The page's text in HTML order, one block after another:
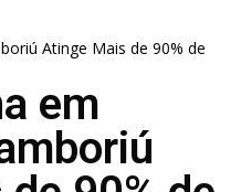
Atinge Mais de 90% de
em